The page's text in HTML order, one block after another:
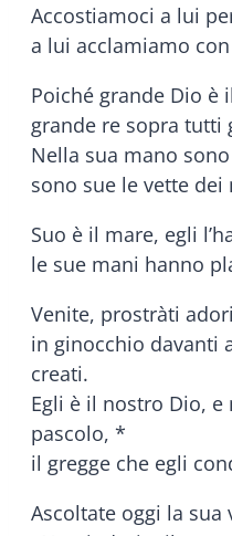
Accostiamoci a lui
a lui acclamiamo
Poiché grande Dio è
grande re sopra tutti
Nella sua mano
sono sue le vette dei
Suo è il mare, egli
le sue mani hanno
Venite, prostràti
in ginocchio davanti
creati.
Egli è il nostro Dio,
pascolo, *
il gregge che egli
Ascoltate oggi la sua